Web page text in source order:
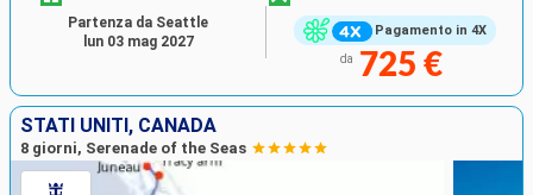
Pagamento in 4X
da 725 €
Partenza da Seattle
lun 03 mag 2027
STATI UNITI, CANADA
8 giorni, Serenade of the Seas